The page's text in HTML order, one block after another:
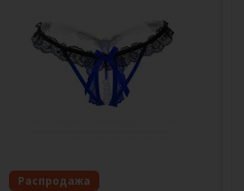
Распродажа